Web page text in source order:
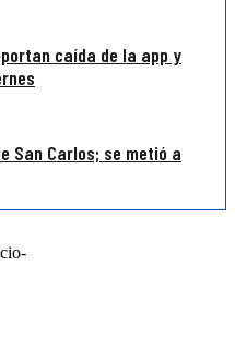
caída de la app y
San Carlos; se metió a